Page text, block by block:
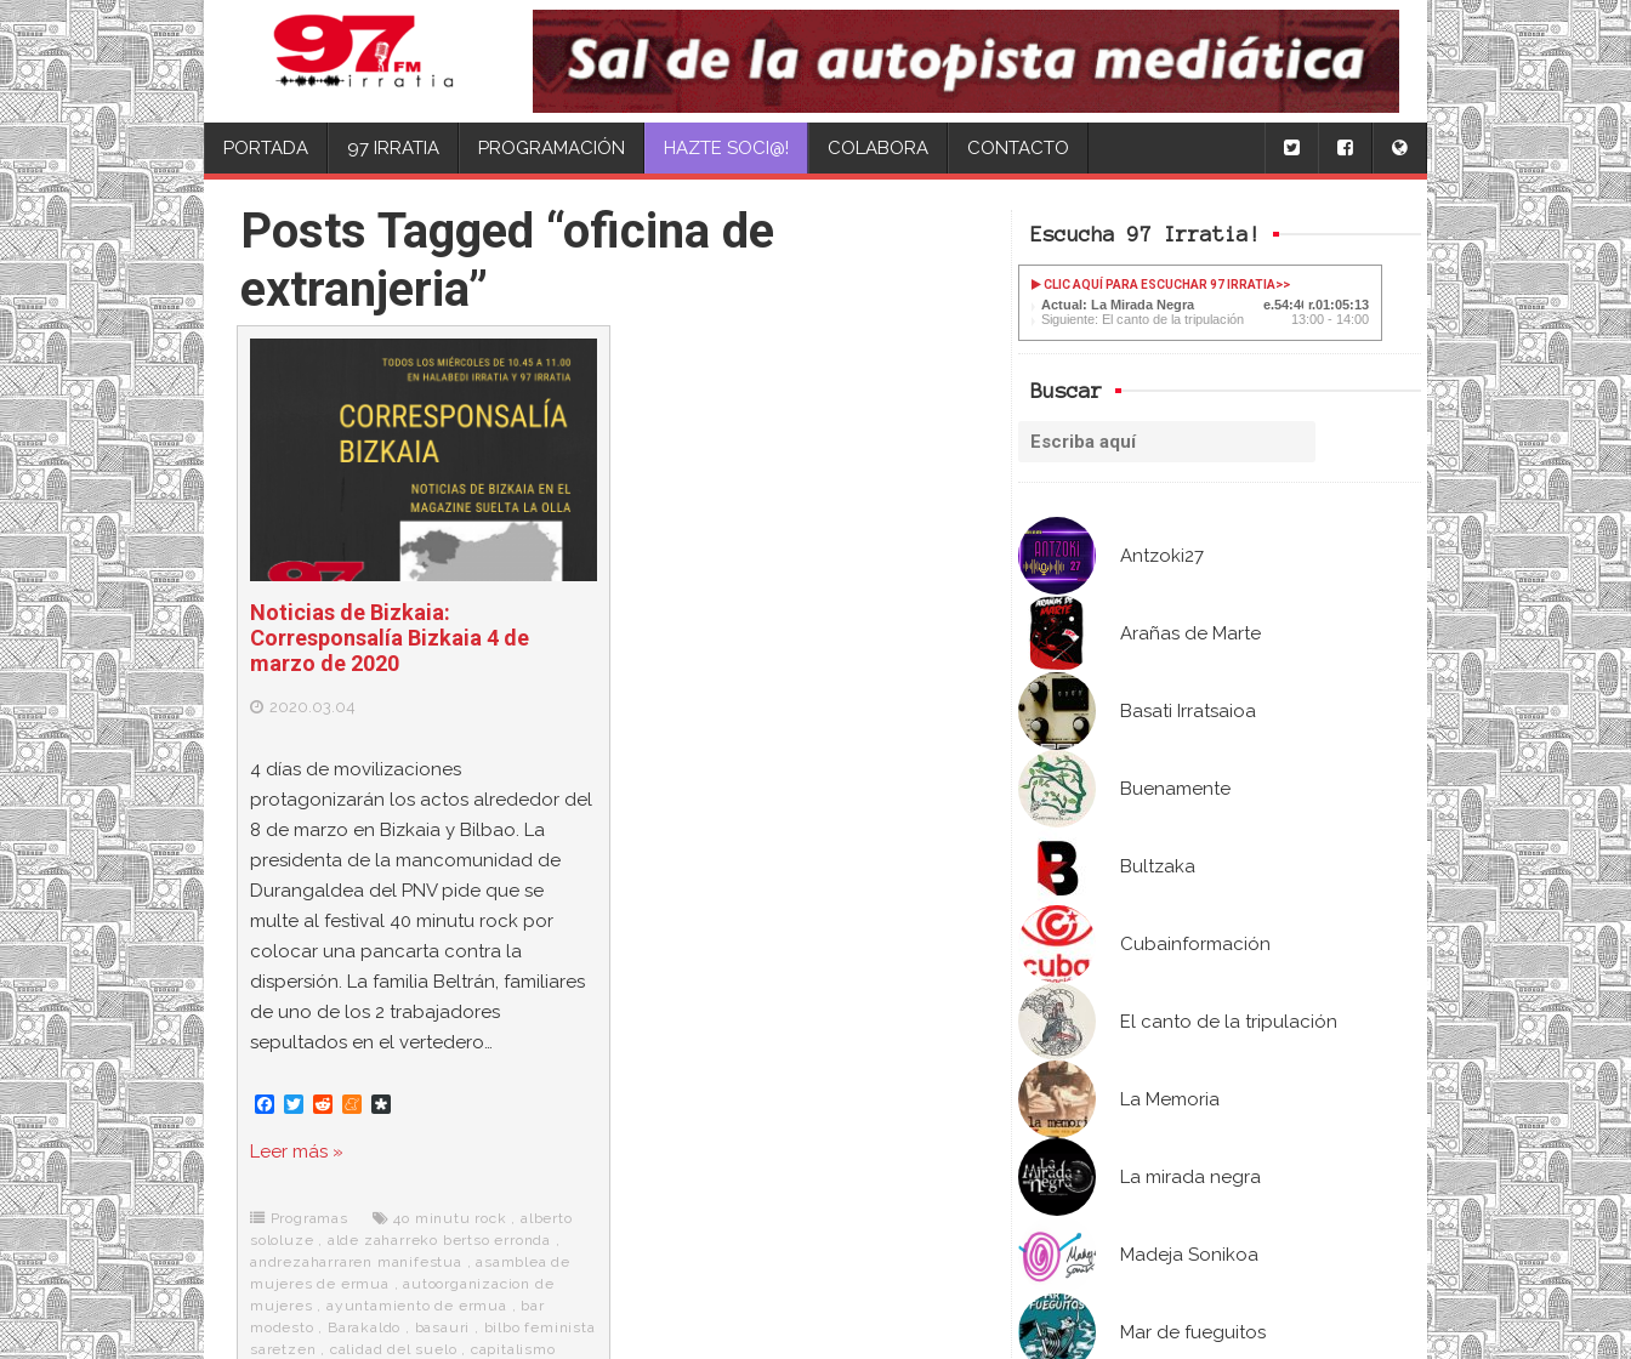
PORTADA 97 IRRATIA PROGRAMACIÓN HAZTE SOCI@! COLABORA CONTACTO
Escucha 97 Irratia!
CLIC AQUÍ PARA ESCUCHAR 97 IRRATIA>>
Actual: La Mirada Negra 54:47 01:05:12
Siguiente: El canto de la tripulación
13:00 - 14:00
Buscar
Antzoki27
Arañas de Marte
Basati Irratsaioa
Buenamente
Bultzaka
Cubainformación
El canto de la tripulación
La Memoria
La mirada negra
Madeja Sonikoa
Mar de fueguitos
Posts Tagged “oficina de
extranjeria”
Noticias de Bizkaia:
Corresponsalía Bizkaia 4 de
marzo de 2020
2020.03.04
4 días de movilizaciones
protagonizarán los actos alrededor del
8 de marzo en Bizkaia y Bilbao. La
presidenta de la mancomunidad de
Durangaldea del PNV pide que se
multe al festival 40 minutu rock por
colocar una pancarta contra la
dispersión. La familia Beltrán, familiares
de uno de los 2 trabajadores
sepultados en el vertedero…
F
c
e
o
k
T
i
t
r
R
d
M
r
a
Leer más »
Programas 4o minutu rock ,alberto
sololuze
alde zaharreko bertso erronda
andrezaharraren manifestua
,asamblea de
mujeres de ermua
,autoorganizacion de
mujeres ,ayuntamiento de ermua
bar
modesto
Barakaldo basauri
bilbo feminista
saretzen
calidad del suelo
capitalismo